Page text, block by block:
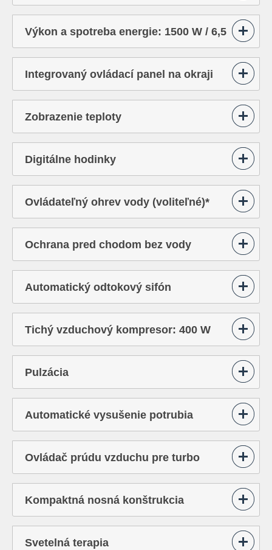
Výkon a spotreba energie: 1500 W / 6,5
Integrovaný ovládací panel na okraji
Zobrazenie teploty
Digitálne hodinky
Ovládateľný ohrev vody (voliteľné)*
Ochrana pred chodom bez vody
Automatický odtokový sifón
Tichý vzduchový kompresor: 400 W
Pulzácia
Automatické vysušenie potrubia
Ovládač prúdu vzduchu pre turbo
Kompaktná nosná konštrukcia
Svetelná terapia